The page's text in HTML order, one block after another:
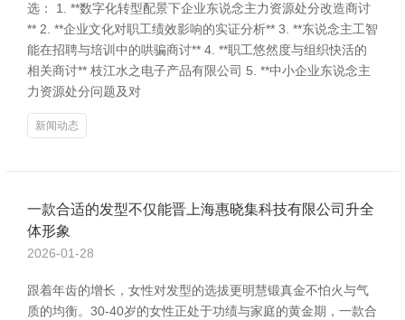
选： 1. **数字化转型配景下企业东说念主力资源处分改造商讨
** 2. **企业文化对职工绩效影响的实证分析** 3. **东说念主工智
能在招聘与培训中的哄骗商讨** 4. **职工悠然度与组织快活的
相关商讨** 枝江水之电子产品有限公司 5. **中小企业东说念主
力资源处分问题及对
新闻动态
一款合适的发型不仅能晋上海惠晓集科技有限公司升全
体形象
2026-01-28
跟着年齿的增长，女性对发型的选拔更明慧锻真金不怕火与气
质的均衡。30-40岁的女性正处于功绩与家庭的黄金期，一款合